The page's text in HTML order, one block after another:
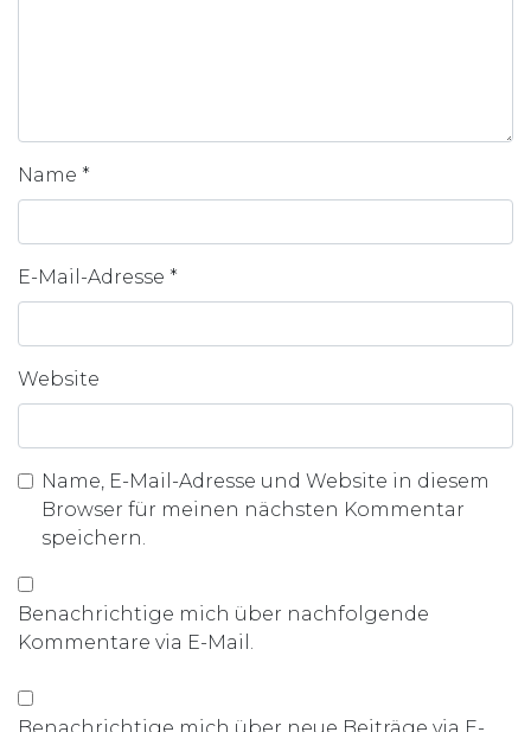
Name *
E-Mail-Adresse *
Website
Name, E-Mail-Adresse und Website in diesem
Browser für meinen nächsten Kommentar
speichern.
Benachrichtige mich über nachfolgende
Kommentare via E-Mail.